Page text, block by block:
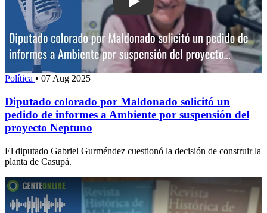
Play: Diputado colorado por
Política • 07 Aug 2025
Diputado colorado por Maldonado solicitó un
pedido de informes a Ambiente por suspensión del
proyecto Neptuno
El diputado Gabriel Gurméndez cuestionó la decisión de construir la
planta de Casupá.